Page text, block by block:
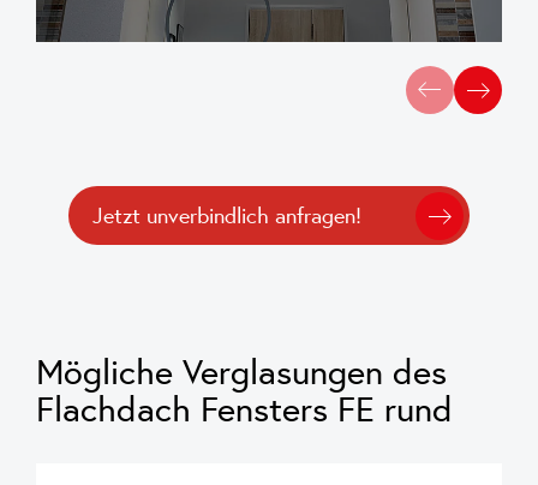
Jetzt unverbindlich anfragen!
Mögliche Verglasungen des
Flachdach Fensters FE rund